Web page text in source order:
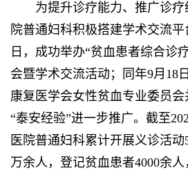
为提升诊疗能力、推广诊疗
院普通妇科积极搭建学术交流平
日，成功举办“贫血患者综合诊
会暨学术交流活动；同年9月18
康复医学会女性贫血专业委员
“泰安经验”进一步推广。截至
医院普通妇科累计开展义诊活动
万余人，登记贫血患者4000余